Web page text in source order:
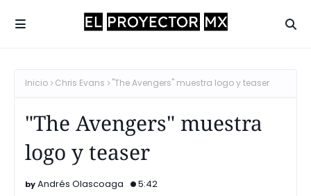
Inicio Chris Evans "The Avengers" muestra logo y teaser
"The Avengers" muestra
logo y teaser
Andrés Olascoaga 5:42